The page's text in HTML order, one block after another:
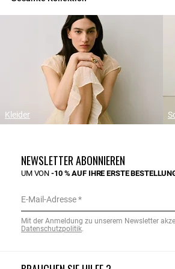
Kleider
NEWSLETTER ABONNIEREN
UM VON-10 % AUF IHRE ERSTE
E-Mail-Adresse
Mit der Anmeldung zu unserem Newsletter
Datenschutzpolitik.